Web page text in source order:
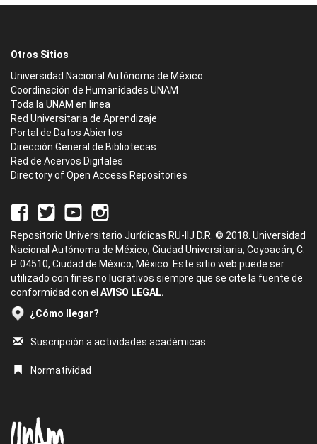
Otros Sitios
Universidad Nacional Autónoma de México
Coordinación de Humanidades UNAM
Toda la UNAM en línea
Red Universitaria de Aprendizaje
Portal de Datos Abiertos
Dirección General de Bibliotecas
Red de Acervos Digitales
Directory of Open Access Repositories
Repositorio Universitario Jurídicas RU-IIJ D.R. © 2018. Universidad
Nacional Autónoma de México, Ciudad Universitaria, Coyoacán, C.
P. 04510, Ciudad de México, México. Este sitio web puede ser
utilizado con fines no lucrativos siempre que se cite la fuente de
conformidad con el AVISO LEGAL.
¿Cómo llegar?
Suscripción a actividades académicas
Normatividad